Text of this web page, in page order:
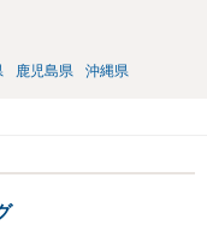
鹿児島県 沖縄県